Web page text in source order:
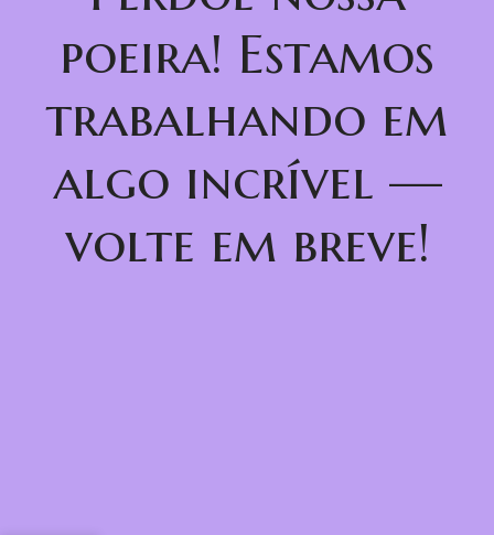
poeira! Estamos
trabalhando em
algo incrível —
volte em breve!